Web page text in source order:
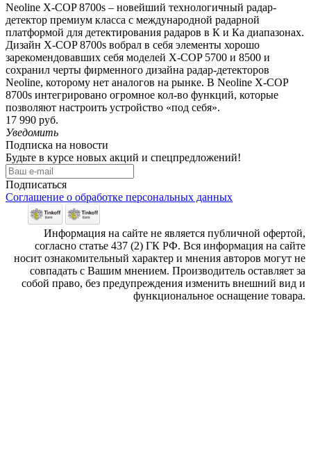
Neoline X-COP 8700s – новейший технологичный радар-
детектор премиум класса с международной радарной
платформой для детектирования радаров в К и Ка диапазонах.
Дизайн X-COP 8700s вобрал в себя элементы хорошо
зарекомендовавших себя моделей X-COP 5700 и 8500 и
сохранил черты фирменного дизайна радар-детекторов
Neoline, которому нет аналогов на рынке. В Neoline X-COP
8700s интегрировано огромное кол-во функций, которые
позволяют настроить устройство «под себя».
17 990 руб.
Уведомить
Подписка на новости
Будьте в курсе новых акций и спецпредложений!
Подписаться
Соглашение о обработке персональных данных
Информация на сайте не является публичной офертой,
согласно статье 437 (2) ГК РФ. Вся информация на сайте
носит ознакомительный характер и мнения авторов могут не
совпадать с Вашим мнением. Производитель оставляет за
собой право, без предупреждения изменить внешний вид и
функциональное оснащение товара.